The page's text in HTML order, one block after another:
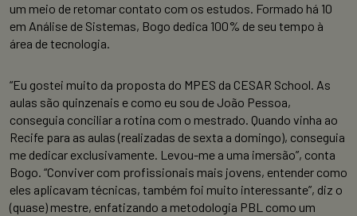
um meio de retomar contato com os estudos. Formado há 10
em Análise de Sistemas, Bogo dedica 100% de seu tempo à
área de tecnologia.
“Eu gostei muito da proposta do MPES da CESAR School. As
aulas são quinzenais e como eu sou de João Pessoa,
conseguia conciliar a rotina com o mestrado. Quando vinha ao
Recife para as aulas (realizadas de sexta a domingo), conseguia
me dedicar exclusivamente. Levou-me a uma imersão”, conta
Bogo. “Conviver com profissionais mais jovens, entender como
eles aplicavam técnicas, também foi muito interessante”, diz o
(quase) mestre, enfatizando a metodologia PBL como um